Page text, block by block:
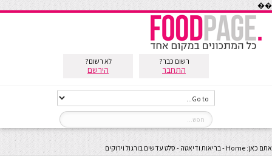
��
רשום כבר?
התחבר
לא רשום?
הירשם
אתם כאן: Home
-בריאות ודיאטה - סלט עדשים בורגול וירוקים